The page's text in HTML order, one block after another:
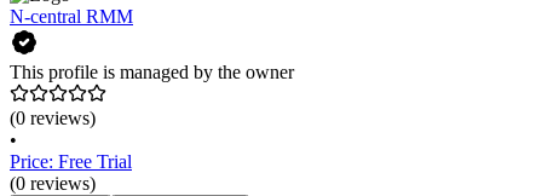
N-central RMM
This profile is managed by the owner
(0 reviews)
•
Price: Free Trial
(0 reviews)